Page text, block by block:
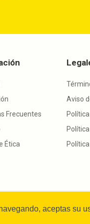
aceptas su
Frecuentes
Ética
Aviso